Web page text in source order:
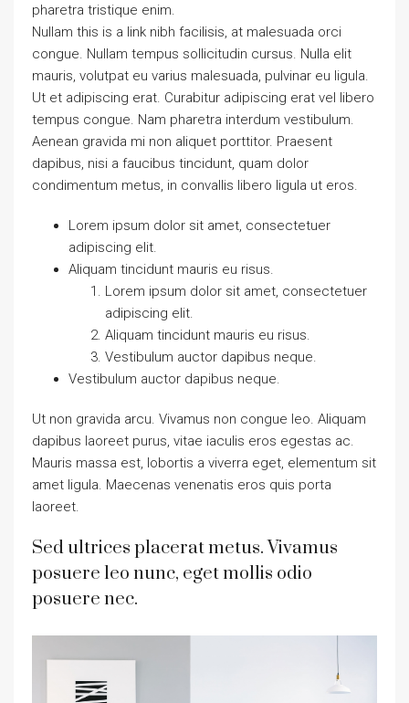
pharetra tristique enim.
Nullam this is a link nibh facilisis, at malesuada orci
congue. Nullam tempus sollicitudin cursus. Nulla elit
mauris, volutpat eu varius malesuada, pulvinar eu ligula.
Ut et adipiscing erat. Curabitur adipiscing erat vel libero
tempus congue. Nam pharetra interdum vestibulum.
Aenean gravida mi non aliquet porttitor. Praesent
dapibus, nisi a faucibus tincidunt, quam dolor
condimentum metus, in convallis libero ligula ut eros.
Lorem ipsum dolor sit amet, consectetuer
adipiscing elit.
Aliquam tincidunt mauris eu risus.
Lorem ipsum dolor sit amet, consectetuer
adipiscing elit.
Aliquam tincidunt mauris eu risus.
Vestibulum auctor dapibus neque.
Vestibulum auctor dapibus neque.
Ut non gravida arcu. Vivamus non congue leo. Aliquam
dapibus laoreet purus, vitae iaculis eros egestas ac.
Mauris massa est, lobortis a viverra eget, elementum sit
amet ligula. Maecenas venenatis eros quis porta
laoreet.
Sed ultrices placerat metus. Vivamus
posuere leo nunc, eget mollis odio
posuere nec.